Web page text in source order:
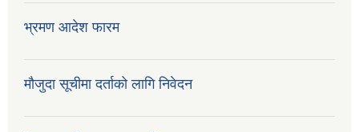
भ्रमण आदेश फारम
मौजुदा सूचीमा दर्ताको लागि निवेदन